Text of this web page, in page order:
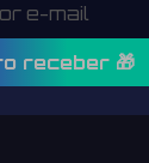
receber 🎁